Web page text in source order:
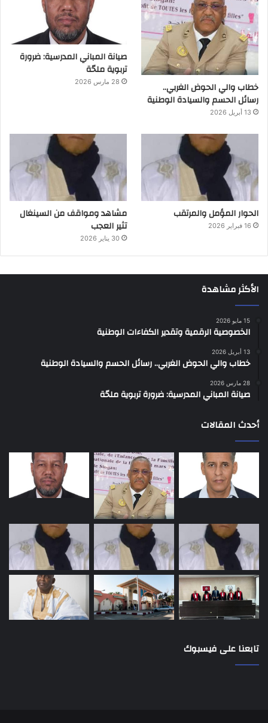
خطاب والي الحوض الغربي..
رسائل الحسم والسيادة الوطنية
13 أبريل 2026
صيانة المباني المدرسية: ضرورة
تربوية ملحّة
28 مارس 2026
الحوار المؤمل والمرتقب
16 فبراير 2026
مشاهد ومواقف من السينغال
تثير العجب
30 يناير 2026
الأكثر مشاهدة
15 مايو 2026
الخصوصية الرقمية وتقدير الكفاءات الوطنية
13 أبريل 2026
خطاب والي الحوض الغربي.. رسائل الحسم والسيادة الوطنية
28 مارس 2026
صيانة المباني المدرسية: ضرورة تربوية ملحّة
أحدث المقالات
تابعنا على فيسبوك